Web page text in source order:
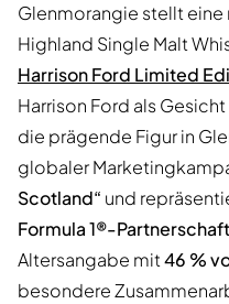
Glenmorangie stellt
Highland Single Malt
Harrison Ford Limited
Harrison Ford als
die prägende Figur in
globaler
Scotland“ und
Formula 1®-Partnerschaft
Altersangabe mit46 %
besondere